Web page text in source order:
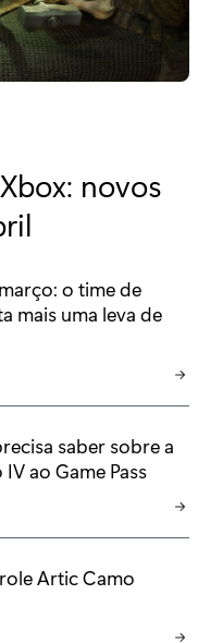
novos
o time de
mais uma leva de
saber sobre a
ao Game Pass
Artic Camo